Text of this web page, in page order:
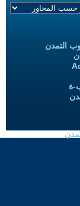
التمدن
ة